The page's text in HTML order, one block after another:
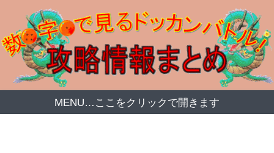
MENU…ここをクリックで開きます